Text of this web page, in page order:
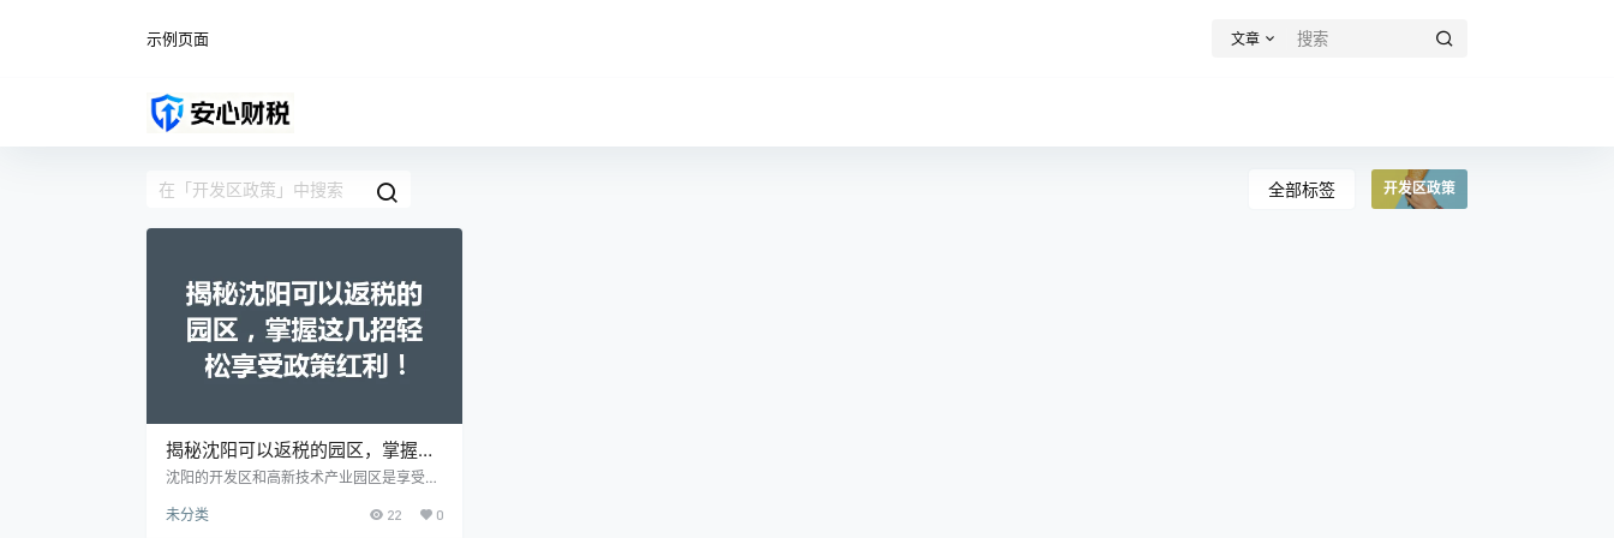
示例页面 文章
全部标签 开发区政策
揭秘沈阳可以返税的园区，掌握这
几招轻松享受政策红利！
沈阳的开发区和高新技术产业园区是享受返
沈阳高新技术产业开发区都具备较为完善的
未分类 22 0